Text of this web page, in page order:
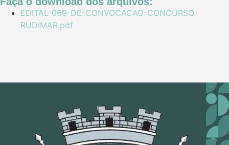
EDITAL-069-DE-CONVOCACAO-CONCURSO-
RUDIMAR.pdf